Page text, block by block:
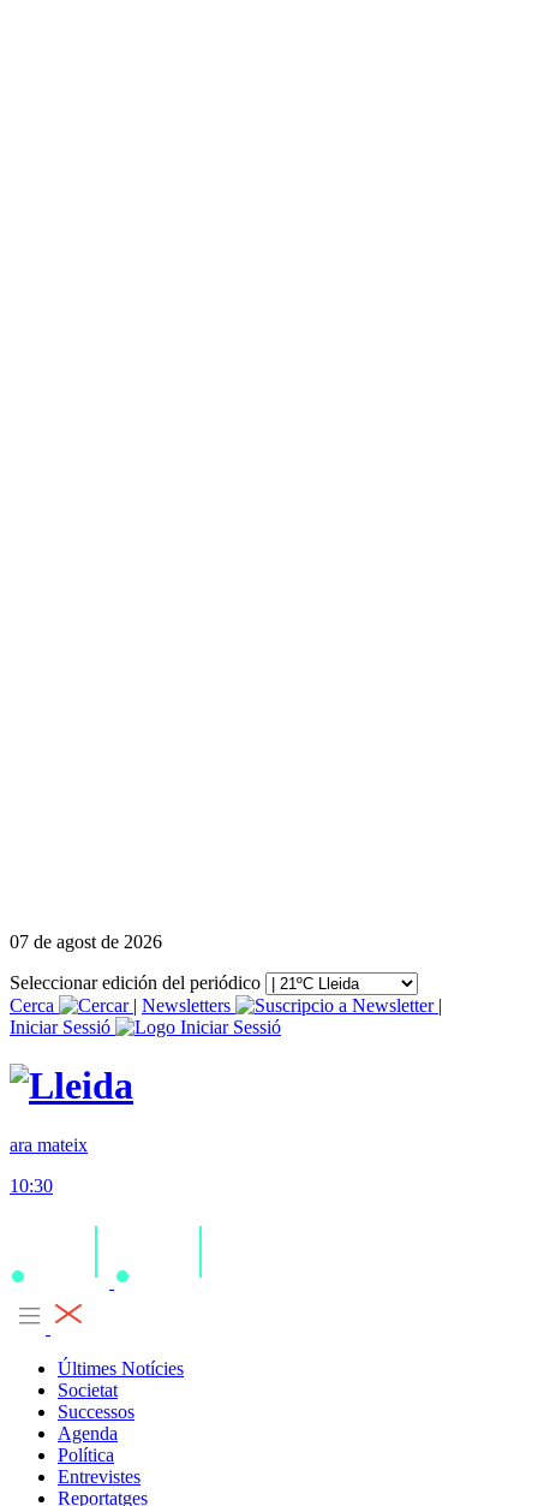
07 de agost de 2026
Seleccionar edición del periódico
Cerca
| Newsletters
|
Iniciar Sessió
ara mateix
10:30
Últimes Notícies
Societat
Successos
Agenda
Política
Entrevistes
Reportatges